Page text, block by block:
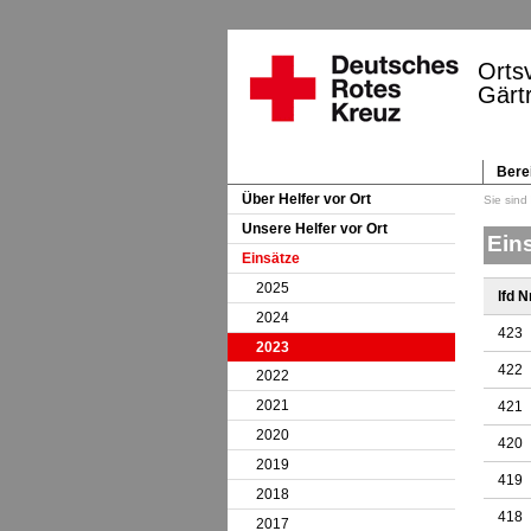
lfd
423
422
421
420
419
418
Navigation überspringen
Über Helfer vor Ort
Unsere Helfer vor Ort
Einsätze
2025
2024
2023
2022
2021
2020
2019
2018
2017